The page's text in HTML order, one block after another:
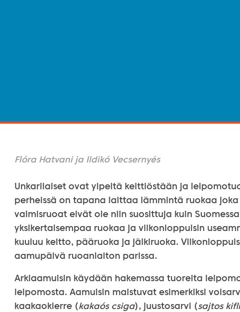
Flóra Hatvani ja Ildikó Vecsernyés
Unkarilaiset ovat ylpeitä keittiöstään ja
perheissä on tapana laittaa lämmintä ruokaa joka
valmisruoat eivät ole niin suosittuja kuin
yksikertaisempaa ruokaa ja viikonloppuisin
kuuluu keitto, pääruoka ja jälkiruoka.
aamupäivä ruoanlaiton parissa.
Arkiaamuisin käydään hakemassa tuoreita
leipomosta. Aamuisin maistuvat esimerkiksi
kaakaokierre (kakaós csiga), juustosarvi (sajtos kifli